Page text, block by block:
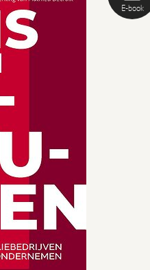
E-book